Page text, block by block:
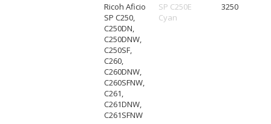
Ricoh Aficio
SP C250,
C250DN,
C250DNW,
C250SF,
C260,
C260DNW,
C260SFNW,
C261,
C261DNW,
C261SFNW
SP C250E
Cyan
3250